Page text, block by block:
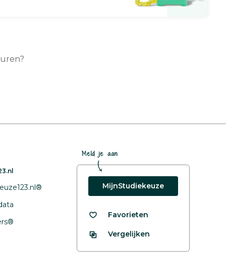
Meld je aan
MijnStudiekeuze
Favorieten
Vergelijken